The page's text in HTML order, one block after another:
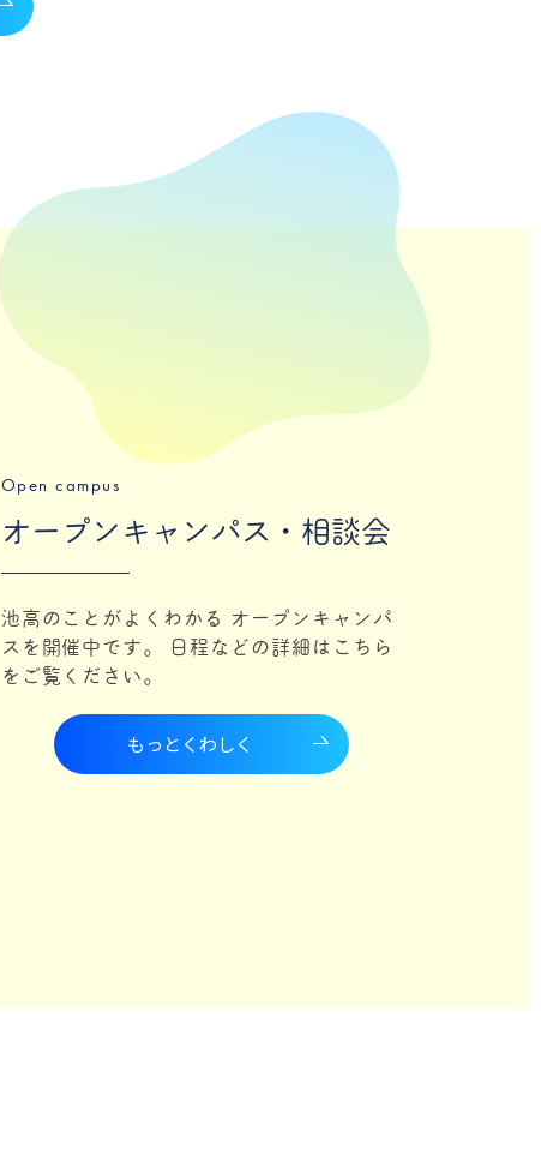
Open campus
オープンキャンパス・相談会
池高のことがよくわかる オープンキャンパ
スを開催中です。 日程などの詳細はこちら
をご覧ください。
もっとくわしく